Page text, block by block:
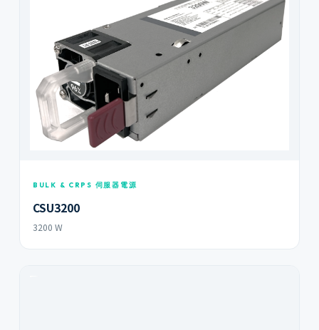
BULK & CRPS 伺服器電源
CSU3200
3200 W